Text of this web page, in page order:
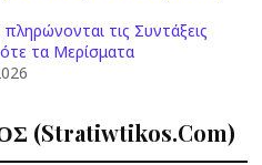
τις Συντάξεις
τα Μερίσματα
(stratiwtikos.com)